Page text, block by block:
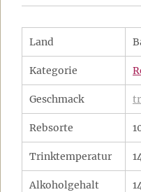
Land
Kategorie
Geschmack
Rebsorte
Trinktemperatur
Alkoholgehalt